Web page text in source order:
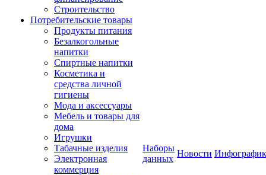
Строительство
Потребительские товары
Продукты питания
Безалкогольные
напитки
Спиртные напитки
Косметика и
средства личной
гигиены
Мода и аксессуары
Мебель и товары для
дома
Игрушки
Табачные изделия
Электронная
коммерция
Наборы
данных
Новости